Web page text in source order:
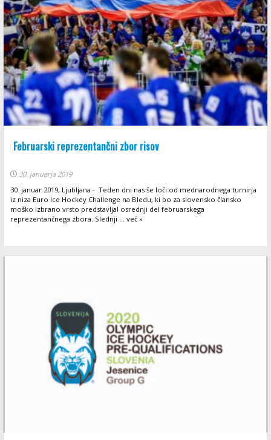
Februarski reprezentančni zbor risov
30. januarja 2019
30. januar 2019, Ljubljana - Teden dni nas še loči od mednarodnega turnirja
iz niza Euro Ice Hockey Challenge na Bledu, ki bo za slovensko člansko
moško izbrano vrsto predstavljal osrednji del februarskega
reprezentančnega zbora. Slednji ... več »